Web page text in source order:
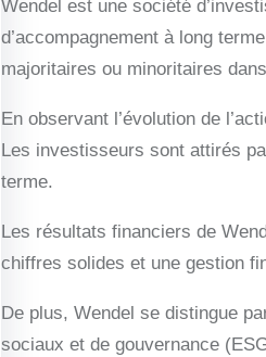
Wendel est une société
d’accompagnement à long
majoritaires ou minoritaires
En observant l’évolution de
Les investisseurs sont attirés
terme.
Les résultats financiers de
chiffres solides et une gestion
De plus, Wendel se distingue
sociaux et de gouvernance